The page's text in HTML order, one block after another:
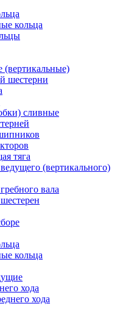
кольца
шестерни
сливные
тяга
(вертикального)
вала
кольца
хода
хода